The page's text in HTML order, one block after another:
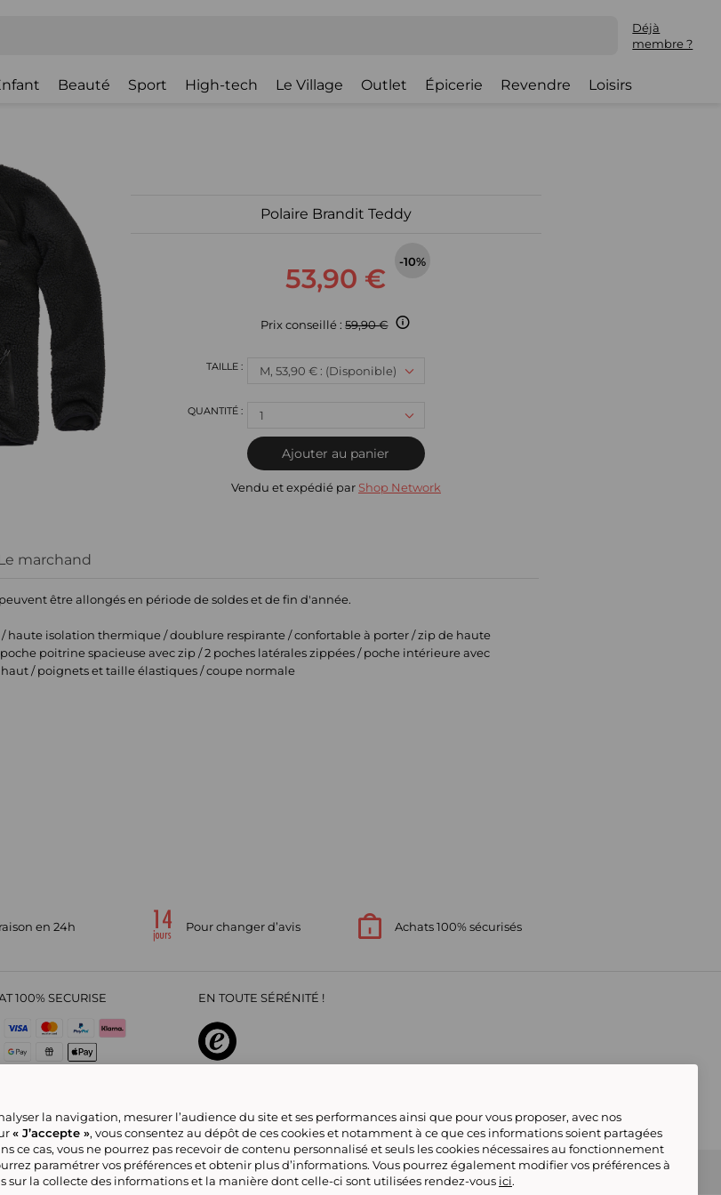
Déjà
membre ?
Beauté Sport High-tech Le Village Outlet Épicerie Revendre Loisirs
Polaire Brandit Teddy
53,90 €
-10%
Prix conseillé :59,90 €
M, 53,90 € : (Disponible)
1
Ajouter au panier
Vendu et expédié par Shop Network
Le marchand
être allongés en période de soldes et de fin d'année.
haute isolation thermique / doublure respirante / confortable à porter / zip de haute
poitrine spacieuse avec zip / 2 poches latérales zippées / poche intérieure avec
/ poignets et taille élastiques / coupe normale
en 24h Pour changer d’avis Achats 100% sécurisés
100% SECURISE EN TOUTE SÉRÉNITÉ !
de confidentialité Offre Partenaire Rejoignez-nous Nous contacter
Gérer mes cookies
Référencement & Critères de Classement Accessibilité : Non conforme Tous nos produits Deafiline
la navigation, mesurer l’audience du site et ses performances ainsi que pour vous proposer, avec nos
« J’accepte », vous consentez au dépôt de ces cookies et notamment à ce que ces informations soient partagées
ce cas, vous ne pourrez pas recevoir de contenu personnalisé et seuls les cookies nécessaires au fonctionnement
paramétrer vos préférences et obtenir plus d’informations. Vous pourrez également modifier vos préférences à
sur la collecte des informations et la manière dont celle-ci sont utilisées rendez-vous ici.